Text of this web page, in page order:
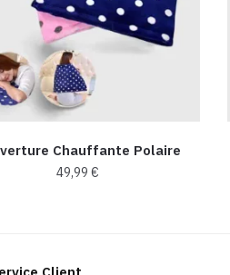
Chauffante Polaire
49,99 €